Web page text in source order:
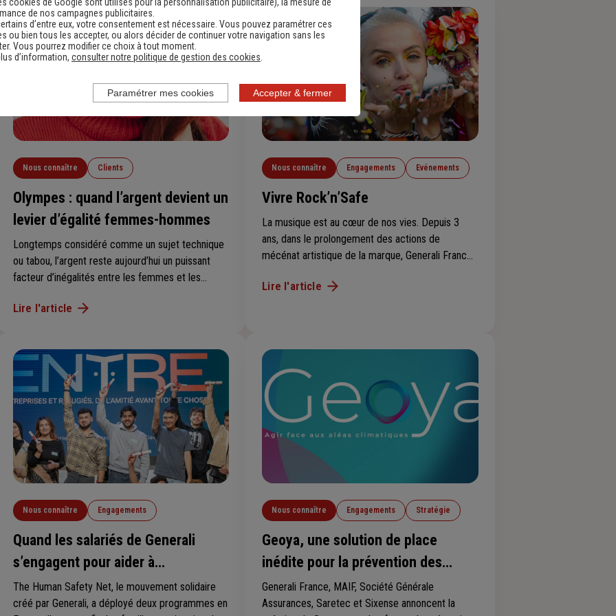
chacune une dotation financière pouvant aller
jusqu’à 20 000 €. il est ouvert jusqu’au 3 juillet
2026.
Nous connaître Clients
Olympes : quand l’argent devient un
levier d’égalité femmes-hommes
Longtemps considéré comme un sujet technique
ou tabou, l’argent reste aujourd’hui un puissant
facteur d’inégalités entre les femmes et les
Nawel Boutarouk, l’ambition est claire : donner aux
Lire l'article
Nous connaître Engagements Evénements
Vivre Rock’n’Safe
La musique est au cœur de nos vies. Depuis 3
ans, dans le prolongement des actions de
mécénat artistique de la marque, Generali France
de musique, un message festif de prévention,
guitariste Slash à propos du rock « amusant et
spontané ».
Lire l'article
Nous connaître Engagements
Quand les salariés de Generali
s’engagent pour aider à
l’intégration des réfugiés
The Human Safety Net, le mouvement solidaire
créé par Generali, a déployé deux programmes en
Nous connaître Engagements Stratégie
Geoya, une solution de place
inédite pour la prévention des
risques climatiques
Generali France, MAIF, Société Générale
Assurances, Saretec et Sixense annoncent la
de nos campagnes publicitaires.
d’entre eux, votre consentement est nécessaire. Vous pouvez paramétrer ces
ou bien tous les accepter, ou alors décider de continuer votre navigation sans les
Vous pourrez modifier ce choix à tout moment.
d’information, consulter notre politique de gestion des cookies
Accepter & fermer
Paramétrer mes cookies